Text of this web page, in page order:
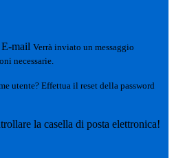
E-mail Verrà inviato un messaggio
necessarie.
utente? Effettua il reset della password
la casella di posta elettronica!